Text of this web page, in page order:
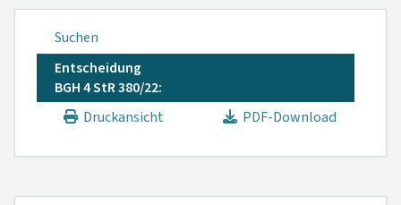
Suchen
Entscheidung
BGH 4 StR 380/22:
Druckansicht
PDF-Download